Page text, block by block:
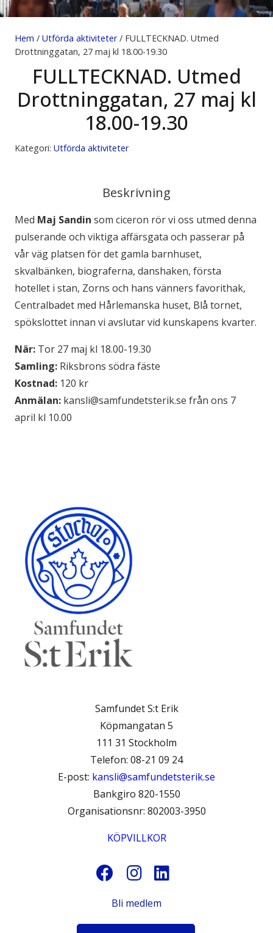
Hem / Utförda aktiviteter/ FULLTECKNAD. Utmed
Drottninggatan, 27 maj kl 18.00-19.30
FULLTECKNAD. Utmed
Drottninggatan, 27 maj kl
18.00-19.30
Kategori: Utförda aktiviteter
Beskrivning
Med Maj Sandin som ciceron rör vi oss utmed denna
pulse­rande och viktiga affärsgata och passerar på
vår väg platsen för det gamla barnhuset,
skvalbänken, biograferna, danshaken, första
hotellet i stan, Zorns och hans vänners favorithak,
Centralbadet med Hårlemanska huset, Blå tornet,
spökslottet innan vi avslutar vid kunskapens kvarter.
När: Tor 27 maj kl 18.00-19.30
Samling: Riksbrons södra fäste
Kostnad: 120 kr
Anmälan: kansli@samfundetsterik.se från ons 7
april kl 10.00
Samfundet S:t Erik
Köpmangatan 5
111 31 Stockholm
Telefon: 08-21 09 24
E-post: kansli@samfundetsterik.se
Bankgiro 820-1550
Organisationsnr: 802003-3950
KÖPVILLKOR
Bli medlem